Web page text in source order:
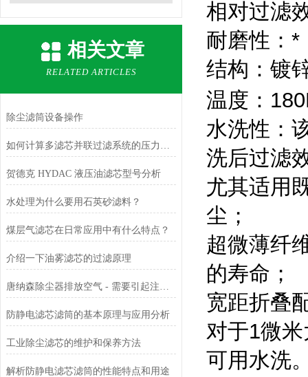
相关文章
RELATED ARTICLES
除尘滤筒设备操作
如何计算多滤芯并联过滤系统的压力损失？
贺德克 HYDAC 液压油滤芯型号分析
水处理为什么要用石英砂滤料？
煤层气滤芯在日常应用中有什么特点？
介绍一下油雾滤芯的过滤原理
唐纳森除尘器排放空气 - 需要引起注意的 3 个原因
防静电滤芯滤筒的基本原理与应用分析
工业除尘滤芯的维护和保养方法
解析防静电滤芯滤筒的性能特点和用途
相对过滤
耐磨性：*
结构：镀
温度：
水洗性：
洗后过滤
尤其适用
尘；
超微薄纤
的寿命；
宽距折叠
对于1微
可用水洗